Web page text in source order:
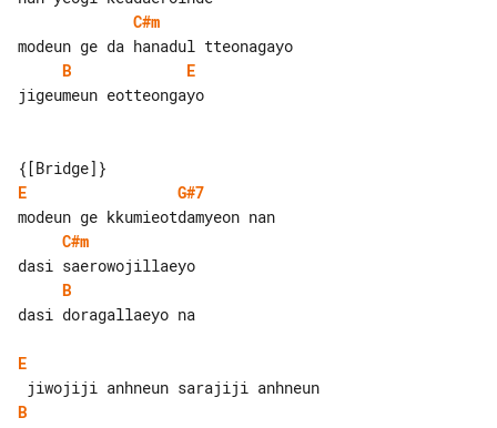
C#m
B
E
jigeumeun eotteongayo
E
G#7
C#m
B
dasi doragallaeyo na
E
B